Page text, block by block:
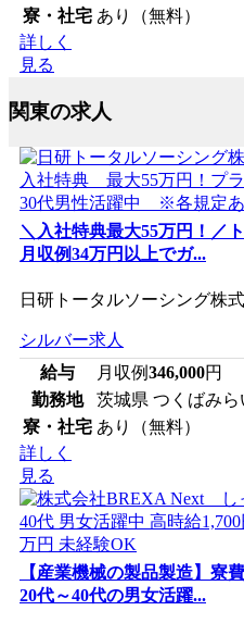
寮・社宅 あり（無料）
詳しく
見る
関東の求人
＼入社特典最大55万円！／
月収例34万円以上でガ...
日研トータルソーシング株
シルバー求人
給与
月収例346,000円
勤務地
茨城県 つくばみら
寮・社宅 あり（無料）
詳しく
見る
【産業機械の製品製造】寮
20代～40代の男女活躍...